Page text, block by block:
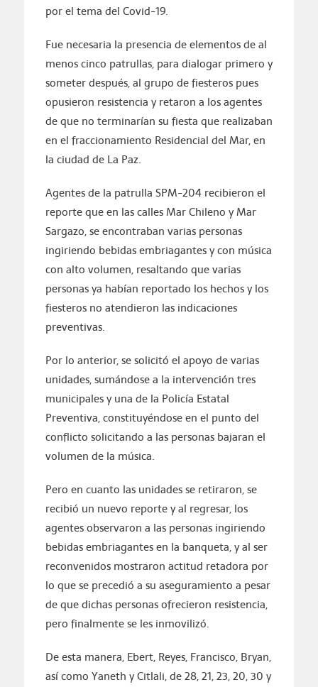
por el tema del Covid-19.
Fue necesaria la presencia de elementos de al
menos cinco patrullas, para dialogar primero y
someter después, al grupo de fiesteros pues
opusieron resistencia y retaron a los agentes
de que no terminarían su fiesta que realizaban
en el fraccionamiento Residencial del Mar, en
la ciudad de La Paz.
Agentes de la patrulla SPM-204 recibieron el
reporte que en las calles Mar Chileno y Mar
Sargazo, se encontraban varias personas
ingiriendo bebidas embriagantes y con música
con alto volumen, resaltando que varias
personas ya habían reportado los hechos y los
fiesteros no atendieron las indicaciones
preventivas.
Por lo anterior, se solicitó el apoyo de varias
unidades, sumándose a la intervención tres
municipales y una de la Policía Estatal
Preventiva, constituyéndose en el punto del
conflicto solicitando a las personas bajaran el
volumen de la música.
Pero en cuanto las unidades se retiraron, se
recibió un nuevo reporte y al regresar, los
agentes observaron a las personas ingiriendo
bebidas embriagantes en la banqueta, y al ser
reconvenidos mostraron actitud retadora por
lo que se precedió a su aseguramiento a pesar
de que dichas personas ofrecieron resistencia,
pero finalmente se les inmovilizó.
De esta manera, Ebert, Reyes, Francisco, Bryan,
así como Yaneth y Citlali, de 28, 21, 23, 20, 30 y